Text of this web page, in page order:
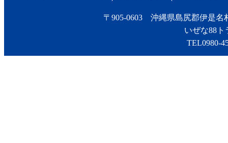
〒905-0603 沖縄県島尻郡伊是名
いぜな88
TEL0980-